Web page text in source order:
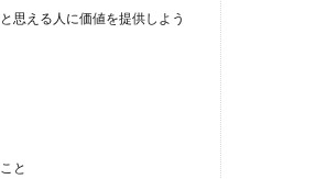
思える人に価値を提供しよう
と